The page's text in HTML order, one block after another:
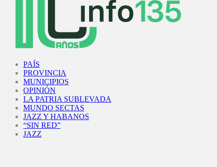
PAÍS
PROVINCIA
MUNICIPIOS
OPINIÓN
LA PATRIA SUBLEVADA
MUNDO SECTAS
JAZZ Y HABANOS
“SIN RED”
JAZZ